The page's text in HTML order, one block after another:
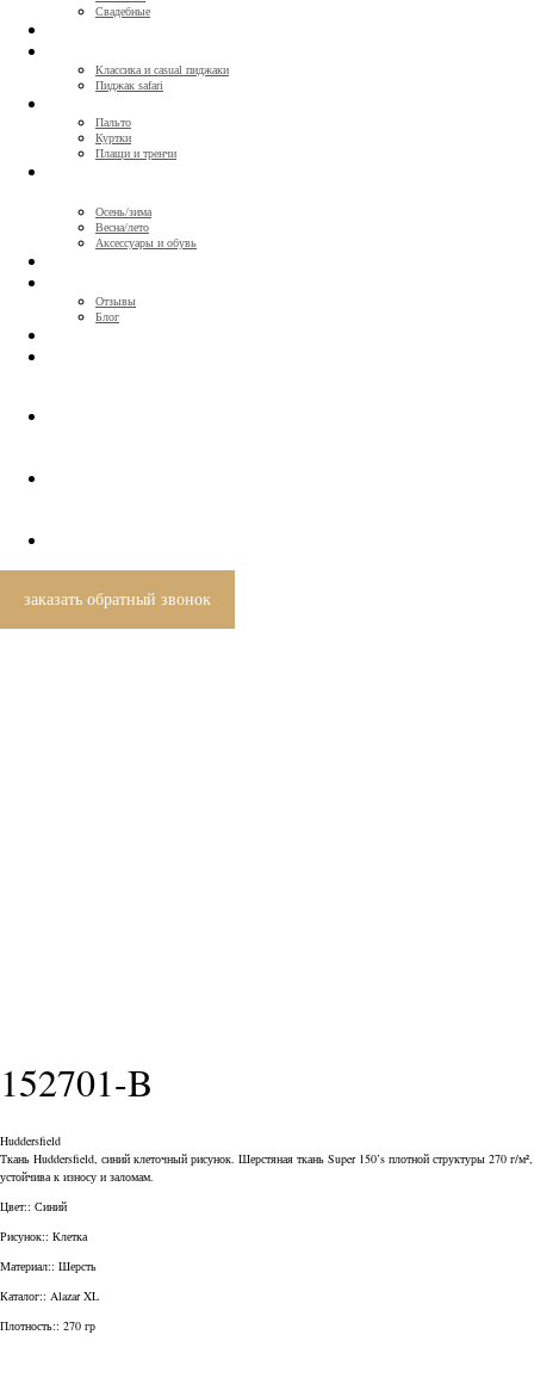
Свадебные
Классика и casual пиджаки
Пиджак safari
Пальто
Куртки
Плащи и тренчи
Осень/зима
Весна/лето
Аксессуары и обувь
Отзывы
Блог
заказать обратный звонок
152701-B
Huddersfield
Ткань Huddersfield, синий клеточный рисунок. Шерстяная ткань Super 150’s плотной структуры 270 г/м²,
устойчива к износу и заломам.
Цвет:: Синий
Рисунок:: Клетка
Материал:: Шерсть
Каталог:: Alazar XL
Плотность:: 270 гр